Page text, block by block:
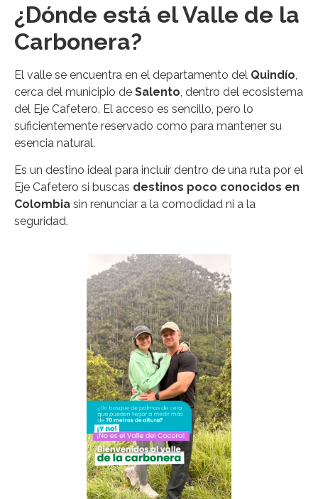
¿Dónde está el Valle de la
Carbonera?
El valle se encuentra en el departamento del Quindío
cerca del municipio de Salento , dentro del ecosistema
del Eje Cafetero. El acceso es sencillo, pero lo
suficientemente reservado como para mantener su
esencia natural.
Es un destino ideal para incluir dentro de una ruta por el
Eje Cafetero si buscas destinos poco conocidos en
Colombia sin renunciar a la comodidad ni a la
seguridad.